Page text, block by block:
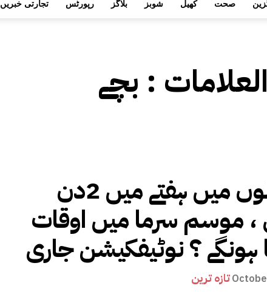
تجارتی خبریں رپورٹس بلاگز شوبز کھیل صحت
: بچے
سکولوں میں ہفتے میں 2دن
موسم سرما میں اوقات
ہونگے ؟ نوٹیفکیشن جاری
تازہ ترین